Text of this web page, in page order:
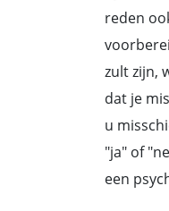
reden
zult zijn,
dat je
u
"ja" of
een